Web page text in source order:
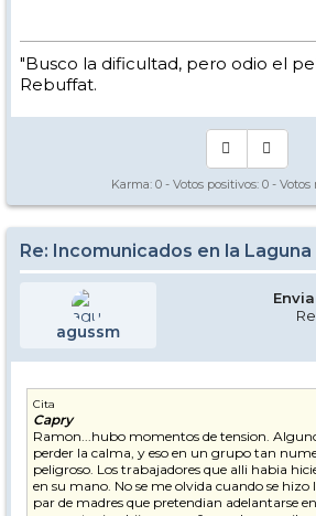
"Busco la dificultad, pero odio el
Rebuffat.
Karma: 0 - Votos positivos: 0 - Votos
Re: Incomunicados en la
agussm
Cita
Capry
Ramon...hubo momentos de tension.
perder la calma, y eso en un grupo tan
peligroso. Los trabajadores que alli habia
en su mano. No se me olvida cuando se
par de madres que pretendian adelantarse